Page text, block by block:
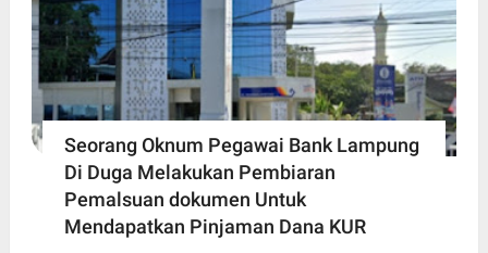
Seorang Oknum Pegawai Bank Lampung
Di Duga Melakukan Pembiaran
Pemalsuan dokumen Untuk
Mendapatkan Pinjaman Dana KUR